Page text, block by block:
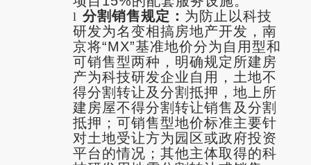
l 分割销售规定： 为防止以科技
研发为名变相搞房地产开发，南
京将“MX”基准地价分为自用型和
可销售型两种，明确规定所建房
产为科技研发企业自用，土地不
得分割转让及分割抵押，地上所
建房屋不得分割转让销售及分割
抵押；可销售型地价标准主要针
对土地受让方为园区或政府投资
平台的情况；其他主体取得的科